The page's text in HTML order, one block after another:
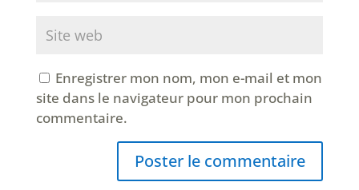
Enregistrer mon nom, mon e-mail et mon
site dans le navigateur pour mon prochain
commentaire.